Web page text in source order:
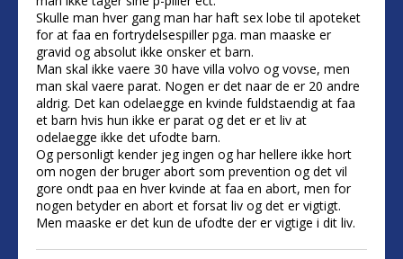
Skulle man hver gang man har haft sex lobe til apoteket
for at faa en fortrydelsespiller pga. man maaske er
gravid og absolut ikke onsker et barn.
Man skal ikke vaere 30 have villa volvo og vovse, men
man skal vaere parat. Nogen er det naar de er 20 andre
aldrig. Det kan odelaegge en kvinde fuldstaendig at faa
et barn hvis hun ikke er parat og det er et liv at
odelaegge ikke det ufodte barn.
Og personligt kender jeg ingen og har hellere ikke hort
om nogen der bruger abort som prevention og det vil
gore ondt paa en hver kvinde at faa en abort, men for
nogen betyder en abort et forsat liv og det er vigtigt.
Men maaske er det kun de ufodte der er vigtige i dit liv.